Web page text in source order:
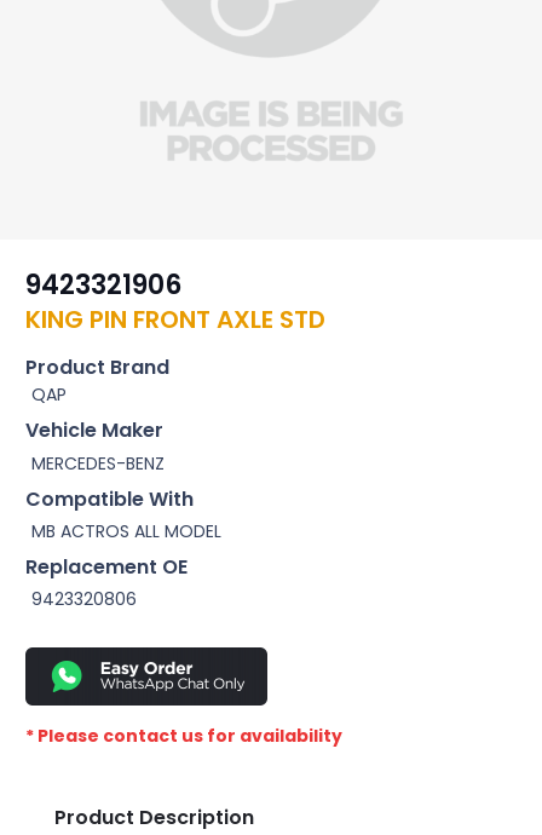
9423321906
KING PIN FRONT AXLE STD
Product Brand
QAP
Vehicle Maker
MERCEDES-BENZ
Compatible With
MB ACTROS ALL MODEL
Replacement OE
9423320806
* Please contact us for availability
Product Description